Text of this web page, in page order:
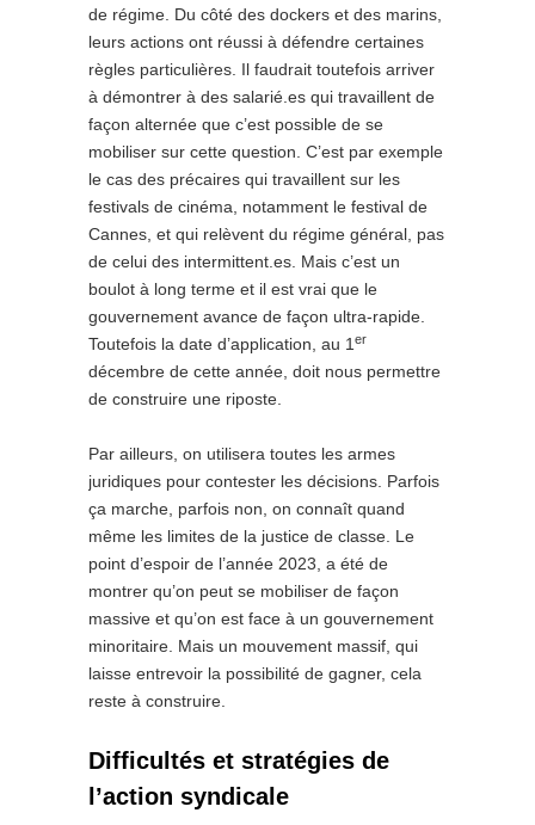
de régime. Du côté des dockers et des marins,
leurs actions ont réussi à défendre certaines
règles particulières. Il faudrait toutefois arriver
à démontrer à des salarié.es qui travaillent de
façon alternée que c’est possible de se
mobiliser sur cette question. C’est par exemple
le cas des précaires qui travaillent sur les
festivals de cinéma, notamment le festival de
Cannes, et qui relèvent du régime général, pas
de celui des intermittent.es. Mais c’est un
boulot à long terme et il est vrai que le
gouvernement avance de façon ultra-rapide.
Toutefois la date d’application, au 1 er
décembre de cette année, doit nous permettre
de construire une riposte.
Par ailleurs, on utilisera toutes les armes
juridiques pour contester les décisions. Parfois
ça marche, parfois non, on connaît quand
même les limites de la justice de classe. Le
point d’espoir de l’année 2023, a été de
montrer qu’on peut se mobiliser de façon
massive et qu’on est face à un gouvernement
minoritaire. Mais un mouvement massif, qui
laisse entrevoir la possibilité de gagner, cela
reste à construire.
Difficultés et stratégies de
l’action syndicale